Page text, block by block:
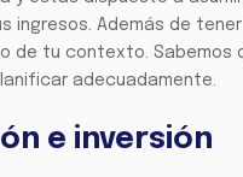
ingresos. Además de
de tu contexto. Sabemos
adecuadamente.
e inversión